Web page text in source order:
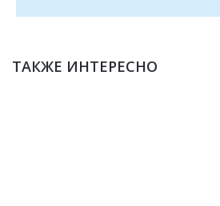
ТАКЖЕ ИНТЕРЕСНО